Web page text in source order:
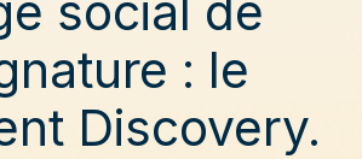
social de
: le
Discovery.